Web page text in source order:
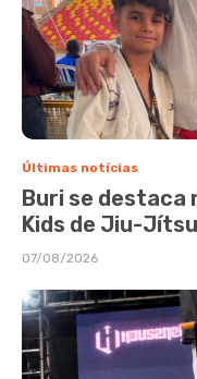
Últimas notícias
Buri se destaca
Kids de Jiu-Jítsu
07/08/2026